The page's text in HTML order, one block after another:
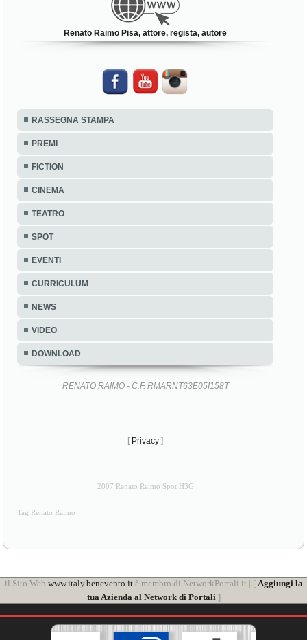
Renato Raimo Pisa, attore, regista, autore
RASSEGNA STAMPA
PREMI
FICTION
CINEMA
TEATRO
SPOT
EVENTI
CURRICULUM
NEWS
VIDEO
DOWNLOAD
RENATO RAIMO - C.F. RMARNT63E05I158T
[ Privacy ]
2007 Renato Raimo Spot H3G
Tag Renato Raimo
il Sito Web www.italy.benevento.itè membro di NetworkPortali.it | [ Aggiungi la
tua Azienda al Network di Portali]